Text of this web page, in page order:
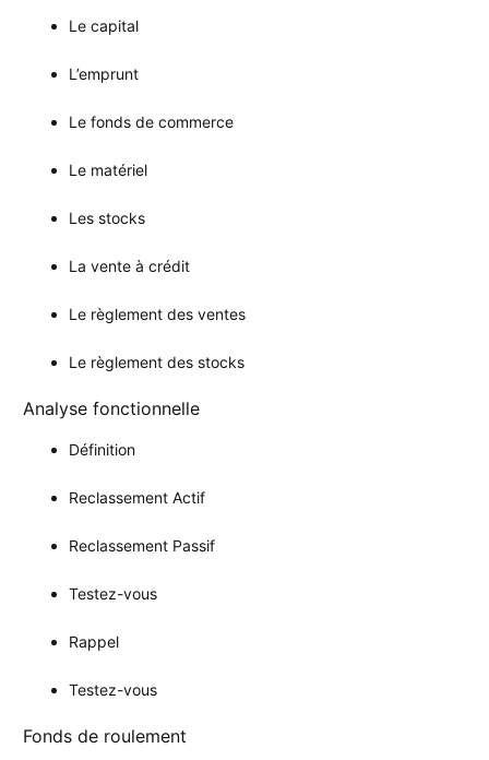
Le capital
L’emprunt
Le fonds de commerce
Le matériel
Les stocks
La vente à crédit
Le règlement des ventes
Le règlement des stocks
Analyse fonctionnelle
Définition
Reclassement Actif
Reclassement Passif
Testez-vous
Rappel
Testez-vous
Fonds de roulement